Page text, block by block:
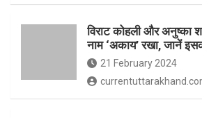
विराट कोहली और अनुष्का
नाम ‘अकाय’ रखा, जानें
21 February 2024